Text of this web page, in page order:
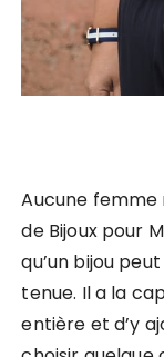
Aucune femme
de Bijoux pour
qu’un bijou
tenue. Il a la
entière et d’y